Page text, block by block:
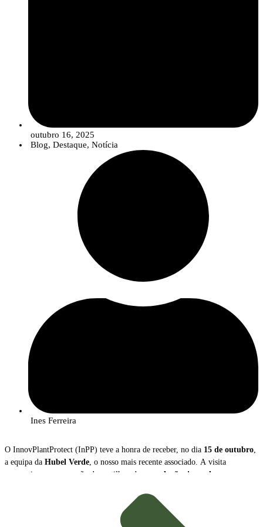
outubro 16, 2025
Blog, Destaque, Notícia
Ines Ferreira
O InnovPlantProtect (InPP) teve a honra de receber, no dia 15 de outubro,
a equipa da Hubel Verde, o nosso mais recente associado. A visita
proporcionou uma sessão de partilha sobre as
soluções inovadoras
, Diretor Executivo da Hubel Verde, e